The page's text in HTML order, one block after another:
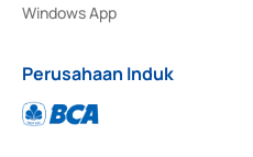
Windows App
Perusahaan Induk